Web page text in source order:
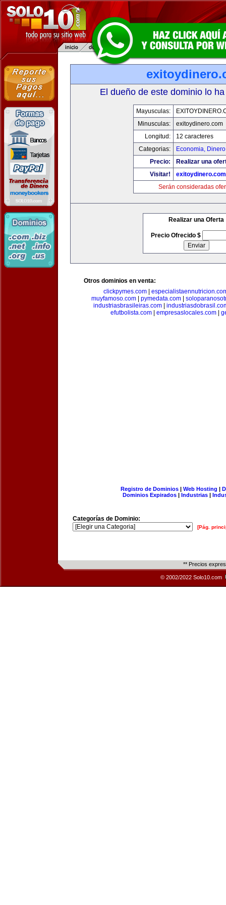
El dueño de este dominio lo
Mayusculas:
Minusculas:
exitoydinero.com
Longitud:
12 caracteres
Categorias:
Economia,
Precio:
Realizar una
Visitar!
exitoydinero.com
Serán consideradas
Realizar una Oferta
Precio Ofrecido $
Otros dominios en venta:
clickpymes.com
muyfamoso.com
pymedata.com
industriasbrasileiras.com|
efutbolista.com| empresaslocales.com|
Registro de Dominios| Web Hosting |
Dominios Expirados | Industrias |
Categorías de Dominio:
[Pág.
** Precios
© 2002/2022 Solo10.com